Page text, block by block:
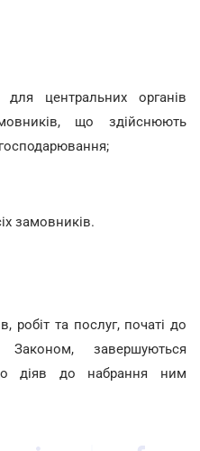
центральних органів
що здійснюють
замовників.
робіт та послуг, початі до
завершуються
діяв до набрання ним